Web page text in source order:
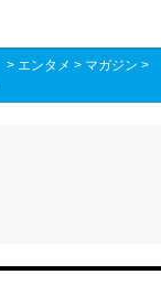
> エンタメ > マガジン >